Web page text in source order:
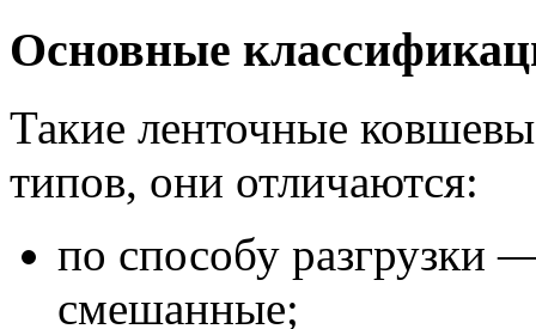
Основные
Такие ленточные
типов, они отличаются:
по способу разгрузки
смешанные;